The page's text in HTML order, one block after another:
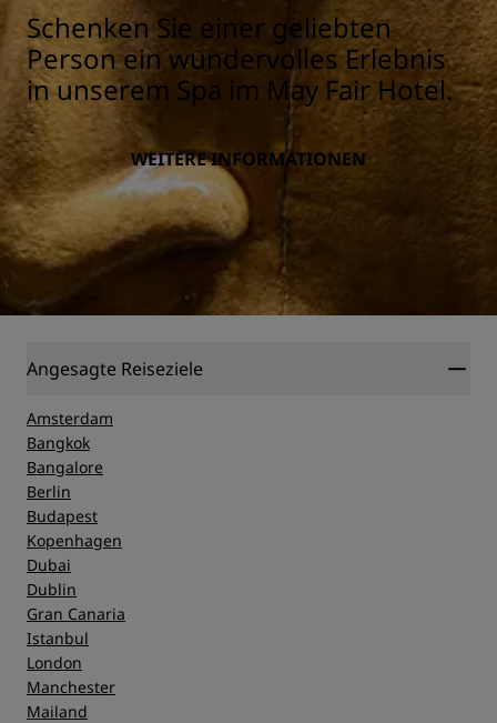
Schenken Sie einer geliebten
Person ein wundervolles Erlebnis
in unserem Spa im May Fair Hotel.
WEITERE INFORMATIONEN
Angesagte Reiseziele
Amsterdam
Bangkok
Bangalore
Berlin
Budapest
Kopenhagen
Dubai
Dublin
Gran Canaria
Istanbul
London
Manchester
Mailand